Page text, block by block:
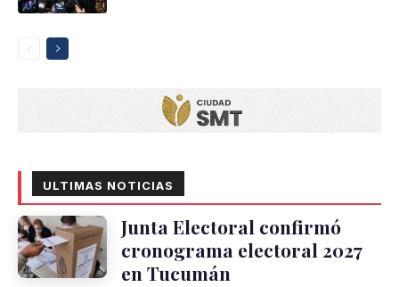
ULTIMAS NOTICIAS
Junta Electoral confirmó
cronograma electoral 2027
en Tucumán